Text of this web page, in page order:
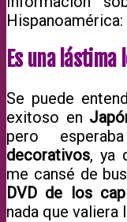
Hispanoamérica:
Es una
Se puede
exitoso en
pero
decorativos, ya
me cansé de
DVD de los
nada que valiera